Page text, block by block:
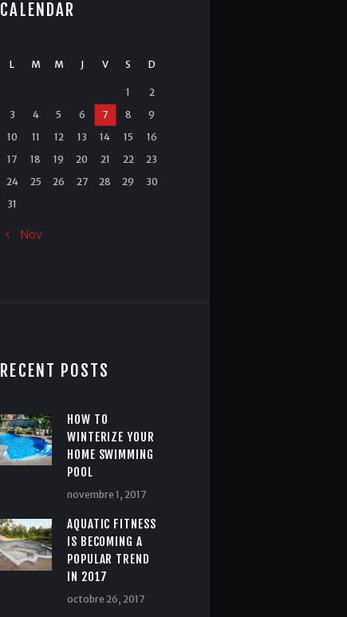
CALENDAR
L M M J V S D
1
2
3
4 5 6 7 8
9
10
11 12 13 14 15
16
17
18 19 20 21 22
23
24
25 26 27 28 29
30
31
« Nov
RECENT POSTS
HOW TO
WINTERIZE YOUR
HOME SWIMMING
POOL
novembre 1, 2017
AQUATIC FITNESS
IS BECOMING A
POPULAR TREND
IN 2017
octobre 26, 2017